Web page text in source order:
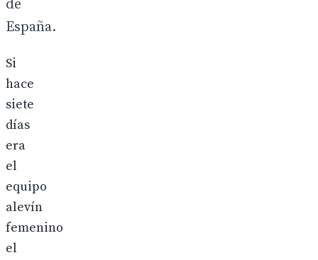
de
España.
Si
hace
siete
días
era
el
equipo
alevín
femenino
el